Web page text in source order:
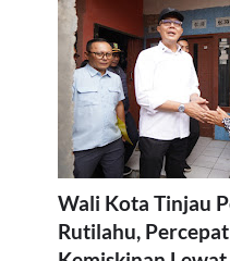
Wali Kota Tinjau
Rutilahu,